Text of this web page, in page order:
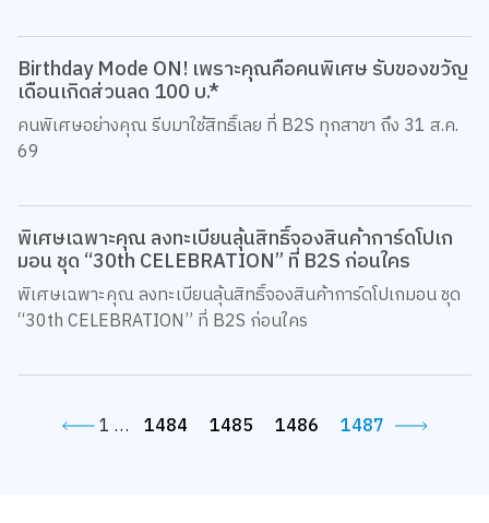
Birthday Mode ON! เพราะคุณคือคนพิเศษ รับของขวัญ
เดือนเกิดส่วนลด 100 บ.*
คนพิเศษอย่างคุณ รีบมาใช้สิทธิ์เลย ที่ B2S ทุกสาขา ถึง 31 ส.ค.
69
พิเศษเฉพาะคุณ ลงทะเบียนลุ้นสิทธิ์จองสินค้าการ์ดโปเก
มอน ชุด “30th CELEBRATION” ที่ B2S ก่อนใคร
พิเศษเฉพาะคุณ ลงทะเบียนลุ้นสิทธิ์จองสินค้าการ์ดโปเกมอน ชุด
“30th CELEBRATION” ที่ B2S ก่อนใคร
1 … 1484 1485 1486 1487